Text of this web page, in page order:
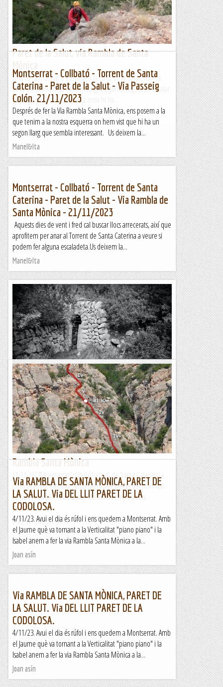
Paret de la Salut, via Rambla de Santa
Una curta matinal d'escalada a la zona de la Salut, molt a
prop de Collbató. Ja havíem vingut algunes vegades a escalar
per aquí perquè en aquesta zona hi ha...
Blog de muntanya
Montserrat - Collbató - Torrent de Santa
Caterina - Paret de la Salut - Via Passeig
Colón. 21/11/2023
Després de fer la Via Rambla Santa Mònica, ens posem a la
que tenim a la nostra esquerra on hem vist que hi ha un
segon llarg que sembla interessant. Us deixem la...
Manel&Ita
Montserrat - Collbató - Torrent de Santa
Caterina - Paret de la Salut - Via Rambla de
Santa Mònica - 21/11/2023
Aquests dies de vent i fred cal buscar llocs arrecerats, així que
aprofitem per anar al Torrent de Santa Caterina a veure si
podem fer alguna escaladeta.Us deixem la...
Manel&Ita
Coma de sa Font de s’Ermita, Coma de
s’Hostalet, Golf de Bendinat
TrailRunningMallorca – Correr por la isla de Mallorca
Rambla Santa Mònica
11-11-2023MontserratCollbatóTorrent de Santa CaterinaLa
Cova GranVia: Rambla Santa MònicaRessenya del Joan Asín
(amb el seu permís)Dissabte de bona temperatura,
pronòstic...
Blog del Guillem
Via RAMBLA DE SANTA MÒNICA, PARET DE
LA SALUT. Via DEL LLIT PARET DE LA
CODOLOSA.
4/11/23. Avui el dia és rúfol i ens quedem a Montserrat. Amb
el Jaume què va tornant a la Verticalitat "piano piano" i la
Isabel anem a fer la via Rambla Santa Mònica a la...
Joan asín
Via RAMBLA DE SANTA MÒNICA, PARET DE
LA SALUT. Via DEL LLIT PARET DE LA
CODOLOSA.
4/11/23. Avui el dia és rúfol i ens quedem a Montserrat. Amb
el Jaume què va tornant a la Verticalitat "piano piano" i la
Isabel anem a fer la via Rambla Santa Mònica a la...
Joan asín